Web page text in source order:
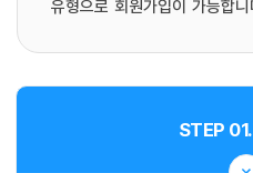
유형으로 회원가입이 가능합니
STEP 01.